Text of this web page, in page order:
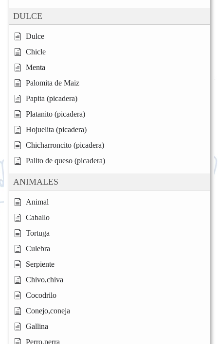
DULCE
Dulce
Chicle
Menta
Palomita de Maiz
Papita (picadera)
Platanito (picadera)
Hojuelita (picadera)
Chicharroncito (picadera)
Palito de queso (picadera)
ANIMALES
Animal
Caballo
Tortuga
Culebra
Serpiente
Chivo,chiva
Cocodrilo
Conejo,coneja
Gallina
Perro,perra